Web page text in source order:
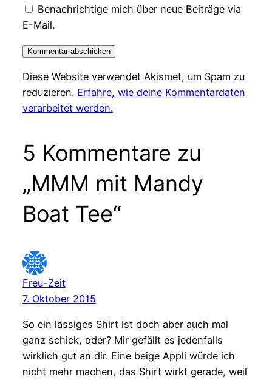
Benachrichtige mich über neue Beiträge via
E-Mail.
Diese Website verwendet Akismet, um Spam zu
reduzieren. Erfahre, wie deine Kommentardaten
verarbeitet werden.
5 Kommentare zu
„MMM mit Mandy
Boat Tee“
Freu-Zeit
7. Oktober 2015
So ein lässiges Shirt ist doch aber auch mal
ganz schick, oder? Mir gefällt es jedenfalls
wirklich gut an dir. Eine beige Appli würde ich
nicht mehr machen, das Shirt wirkt gerade, weil